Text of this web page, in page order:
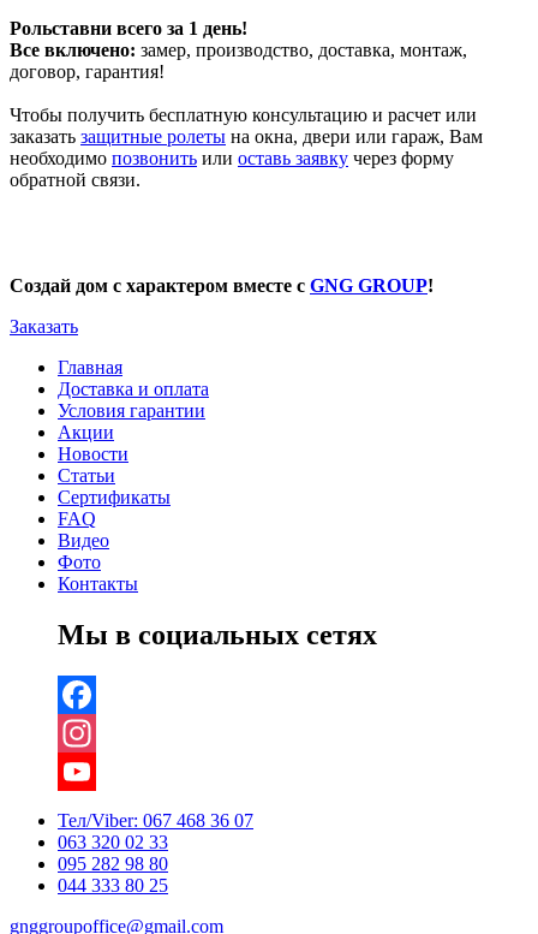
Рольставни всего за 1 день!
Все включено: замер, производство, доставка, монтаж,
договор, гарантия!
Чтобы получить бесплатную консультацию и расчет или
заказать защитные ролеты на окна, двери или гараж, Вам
необходимо позвонить или оставь заявку через форму
обратной связи.
Создай дом с характером вместе с GNG GROUP!
Заказать
Главная
Доставка и оплата
Условия гарантии
Акции
Новости
Статьи
Сертификаты
FAQ
Видео
Фото
Контакты
Мы в социальных сетях
Facebook
Instagram
YouTube
Channel
Тел/Viber: 067 468 36 07
063 320 02 33
095 282 98 80
044 333 80 25
gnggroupoffice@gmail.com